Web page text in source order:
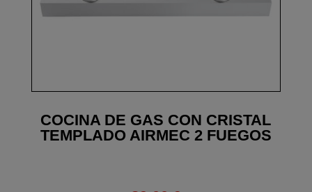
COCINA DE GAS CON CRISTAL
TEMPLADO AIRMEC 2 FUEGOS